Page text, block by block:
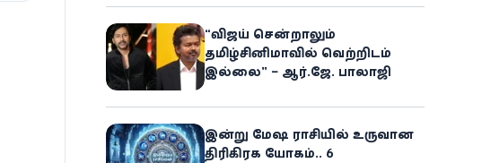
“விஜய் சென்றாலும்
தமிழ்சினிமாவில் வெற்றிடம்
இல்லை” – ஆர்.ஜே. பாலாஜி
இன்று மேஷ ராசியில் உருவான
திரிகிரக யோகம்.. 6